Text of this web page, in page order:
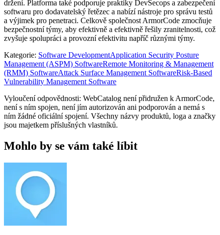
držení. Platforma také podporuje praktiky DevSecops a zabezpečení
softwaru pro dodavatelský řetězec a nabízí nástroje pro správu testů
a výjimek pro penetraci. Celkově společnost ArmorCode zmocňuje
bezpečnostní týmy, aby efektivně a efektivně řešily zranitelnosti, což
zvyšuje spolupráci a provozní efektivitu napříč různými týmy.
Kategorie: Software DevelopmentApplication Security Posture
Management (ASPM) SoftwareRemote Monitoring & Management
(RMM) SoftwareAttack Surface Management SoftwareRisk-Based
Vulnerability Management Software
Vyloučení odpovědnosti: WebCatalog není přidružen k ArmorCode,
není s ním spojen, není jím autorizován ani podporován a nemá s
ním žádné oficiální spojení. Všechny názvy produktů, loga a značky
jsou majetkem příslušných vlastníků.
Mohlo by se vám také líbit